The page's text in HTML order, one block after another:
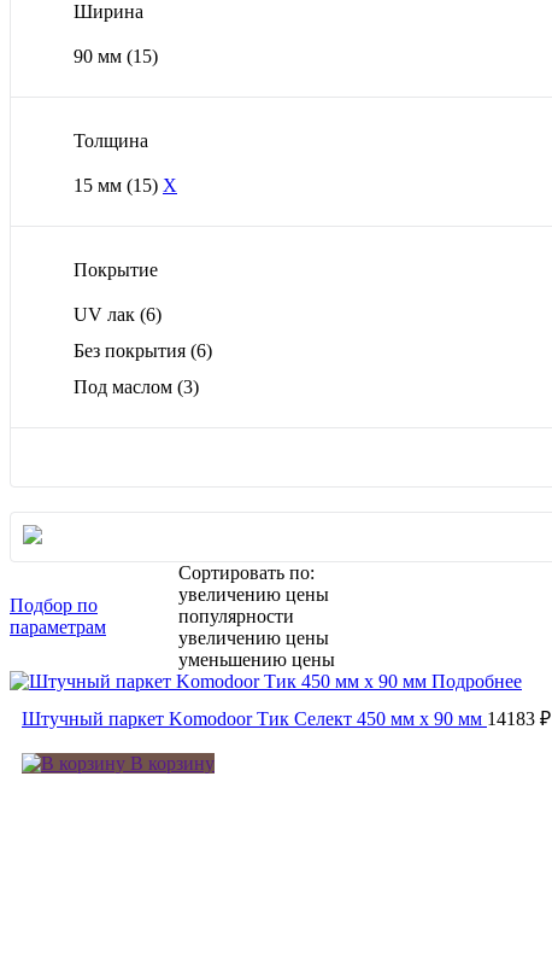
Ширина
90 мм (15)
Толщина
15 мм (15) X
Покрытие
UV лак (6)
Без покрытия (6)
Под маслом (3)
Подбор по
параметрам
Сортировать по:
увеличению цены
популярности
увеличению цены
уменьшению цены
Подробнее
Штучный паркет Komodoor Тик Селект 450 мм х 90 мм 14183 ₽
В корзину